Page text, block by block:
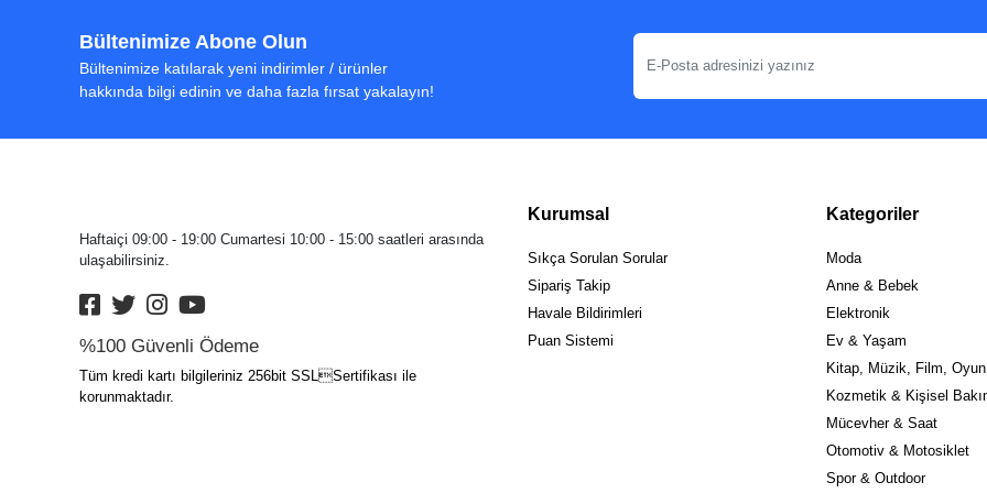
Bültenimize Abone Olun
Bültenimize katılarak yeni indirimler / ürünler
hakkında bilgi edinin ve daha fazla fırsat yakalayın!
Haftaiçi 09:00 - 19:00 Cumartesi 10:00 - 15:00 saatleri arasında
ulaşabilirsiniz.
%100 Güvenli Ödeme
Tüm kredi kartı bilgileriniz 256bit SSLSertifikası ile
korunmaktadır.
Kurumsal
Sıkça Sorulan Sorular
Sipariş Takip
Havale Bildirimleri
Puan Sistemi
Kategoriler
Moda
Anne & Bebek
Elektronik
Ev & Yaşam
Kitap, Müzik, Film, Oyun
Kozmetik & Kişisel
Mücevher & Saat
Otomotiv & Motosiklet
Spor & Outdoor